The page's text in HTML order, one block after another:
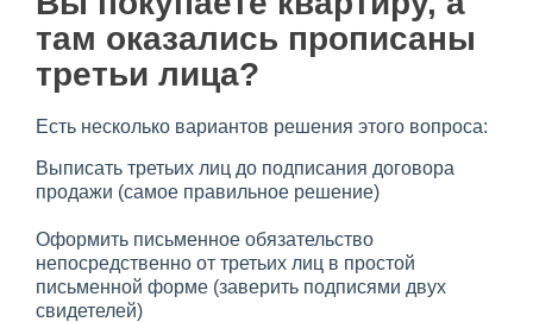
там оказались прописаны
третьи лица?
Есть несколько вариантов решения этого вопроса:
Выписать третьих лиц до подписания договора
продажи (самое правильное решение)
Оформить письменное обязательство
непосредственно от третьих лиц в простой
письменной форме (заверить подписями двух
свидетелей)